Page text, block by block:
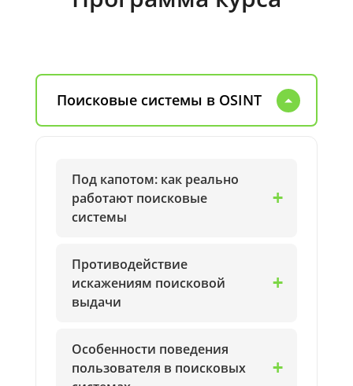
Поисковые системы в OSINT
Под капотом: как реально
работают поисковые
системы
Противодействие
искажениям поисковой
выдачи
Особенности поведения
пользователя в поисковых